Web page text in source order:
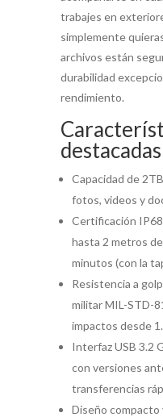
trabajes en
simplemente
archivos están
durabilidad
rendimiento.
destacadas
Capacidad de
fotos, videos y
Certificación
hasta 2 metros
minutos (con la
Resistencia a
militar MIL-STD-
impactos desde
Interfaz USB 3.2
con versiones
transferencias
Diseño compacto